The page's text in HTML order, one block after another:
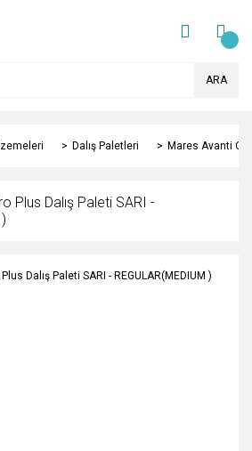
ARA
Dalış Paletleri Mares Avanti
Plus Dalış Paleti SARI -